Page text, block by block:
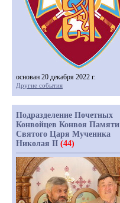
основан 20 декабря 2022 г.
Другие события
Подразделение Почетных
Конвойцев Конвоя Памяти
Святого Царя Мученика
Николая II (44)